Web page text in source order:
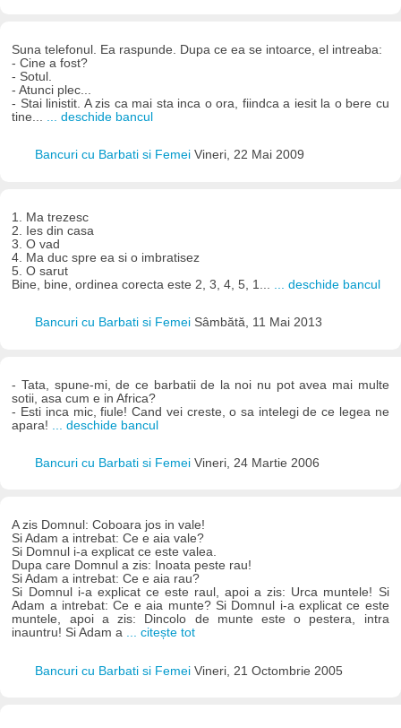
Suna telefonul. Ea raspunde. Dupa ce ea se intoarce, el intreaba:
- Cine a fost?
- Sotul.
- Atunci plec...
- Stai linistit. A zis ca mai sta inca o ora, fiindca a iesit la o bere cu
tine... ... deschide bancul
Bancuri cu Barbati si Femei Vineri, 22 Mai 2009
1. Ma trezesc
2. Ies din casa
3. O vad
4. Ma duc spre ea si o imbratisez
5. O sarut
Bine, bine, ordinea corecta este 2, 3, 4, 5, 1...
... deschide bancul
Bancuri cu Barbati si Femei Sâmbătă, 11 Mai 2013
- Tata, spune-mi, de ce barbatii de la noi nu pot avea mai multe
sotii, asa cum e in Africa?
- Esti inca mic, fiule! Cand vei creste, o sa intelegi de ce legea ne
apara!
... deschide bancul
Bancuri cu Barbati si Femei Vineri, 24 Martie 2006
A zis Domnul: Coboara jos in vale!
Si Adam a intrebat: Ce e aia vale?
Si Domnul i-a explicat ce este valea.
Dupa care Domnul a zis: Inoata peste rau!
Si Adam a intrebat: Ce e aia rau?
Si Domnul i-a explicat ce este raul, apoi a zis: Urca muntele! Si
Adam a intrebat: Ce e aia munte? Si Domnul i-a explicat ce este
muntele, apoi a zis: Dincolo de munte este o pestera, intra
inauntru! Si Adam a ... citește tot
Bancuri cu Barbati si Femei Vineri, 21 Octombrie 2005